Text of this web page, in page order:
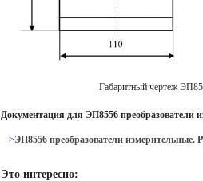
Габаритный чертеж
Документация для ЭП8556 преобразователи
>ЭП8556 преобразователи измерительные.
Это интересно: